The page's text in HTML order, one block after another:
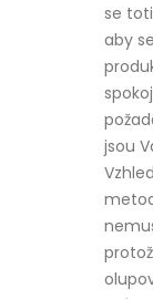
se
aby
jsou